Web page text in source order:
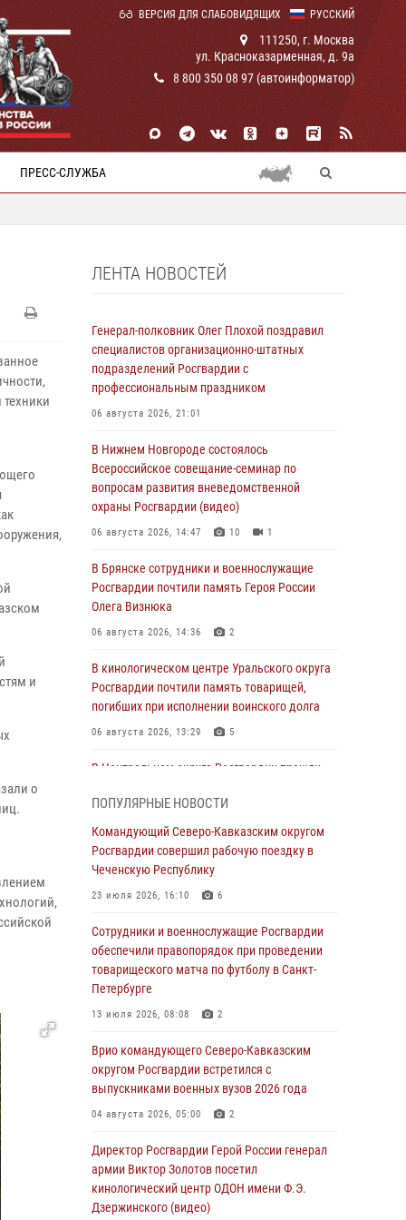
РУССКИЙ
ВЕРСИЯ ДЛЯ СЛАБОВИДЯЩИХ
111250, г. Москва
ул. Красноказарменная, д. 9а
8 800 350 08 97 (автоинформатор)
ПРЕСС-СЛУЖБА
и
о
ЛЕНТА НОВОСТЕЙ
Генерал-полковник Олег Плохой поздравил
специалистов организационно-штатных
подразделений Росгвардии с
профессиональным праздником
06 августа 2026, 21:01
В Нижнем Новгороде состоялось
Всероссийское совещание-семинар по
вопросам развития вневедомственной
охраны Росгвардии (видео)
06 августа 2026, 14:47 10 1
В Брянске сотрудники и военнослужащие
Росгвардии почтили память Героя России
Олега Визнюка
06 августа 2026, 14:36 2
В кинологическом центре Уральского округа
Росгвардии почтили память товарищей,
погибших при исполнении воинского долга
06 августа 2026, 13:29 5
В Центральном округе Росгвардии прошли
И.К. Яковлева
06 августа 2026, 13:24
Росгвардейцы задержали мужчину,
открывшего стрельбу в Подмосковье (видео)
Росгвардейцы провели выставку вооружения
для участников сбора «Гвардеец» в Пензе
(видео)
06 августа 2026, 12:00
В Курске росгвардейцы приняли участие в
митинге, посвященном второй годовщине
вторжения ВСУ на территорию области
06 августа 2026, 11:56 4
В Санкт-Петербурге наряд Росгвардии
задержал правонарушителя, угрожавшего
подростку травматическим пистолетом
06 августа 2026, 11:33
ПОПУЛЯРНЫЕ НОВОСТИ
Командующий Северо-Кавказским округом
Росгвардии совершил рабочую поездку в
Чеченскую Республику
23 июля 2026, 16:10 6
Сотрудники и военнослужащие Росгвардии
обеспечили правопорядок при проведении
товарищеского матча по футболу в Санкт-
Петербурге
13 июля 2026, 08:08 2
Врио командующего Северо-Кавказским
округом Росгвардии встретился с
выпускниками военных вузов 2026 года
04 августа 2026, 05:00 2
Директор Росгвардии Герой России генерал
армии Виктор Золотов посетил
кинологический центр ОДОН имени Ф.Э.
Дзержинского (видео)